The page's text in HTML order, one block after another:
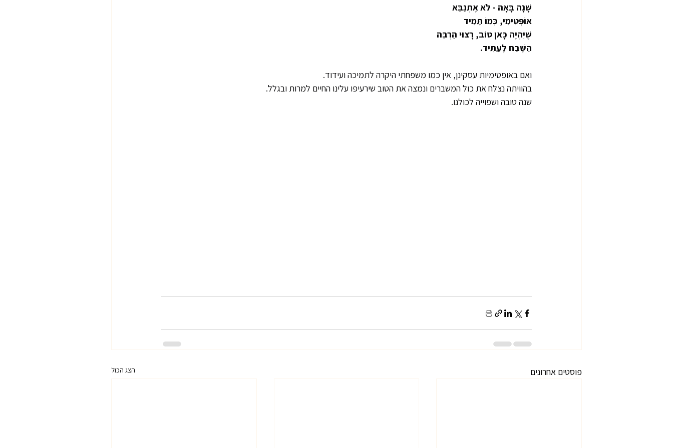
שָׁנָה בָּאָה - לֹא אֶתְנַבֵּא
אוֹפְּטִימִי, כְּמוֹ תָּמִיד
שֶׁיִּהְיֶה כָּאן טוֹב, רָצוּי הַרְבֵּה
הַשֶּׁבַח לֶעָתִיד.
ואם באופטימיות עסקינן, אין כמו משפחתי היקרה לתמיכה ועידוד.
בהוויתה נצלח את כול המשברים ונמצה את הטוב שירעיפו עלינו החיים למרות ובגלל.
שנה טובה ושפוייה לכולנו.
פוסטים אחרונים הצג הכול